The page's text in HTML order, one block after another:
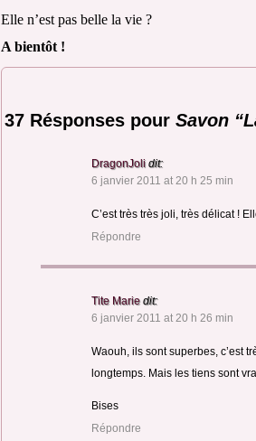
Elle n’est pas belle la vie ?
A bientôt !
37 Résponses pour Savon
DragonJoli dit:
6 janvier 2011 at 20 h 25 min
C’est très très joli, très délicat !
Répondre
Tite Marie dit:
6 janvier 2011 at 20 h 26 min
Waouh, ils sont superbes, c’est
longtemps. Mais les tiens sont
Bises
Répondre